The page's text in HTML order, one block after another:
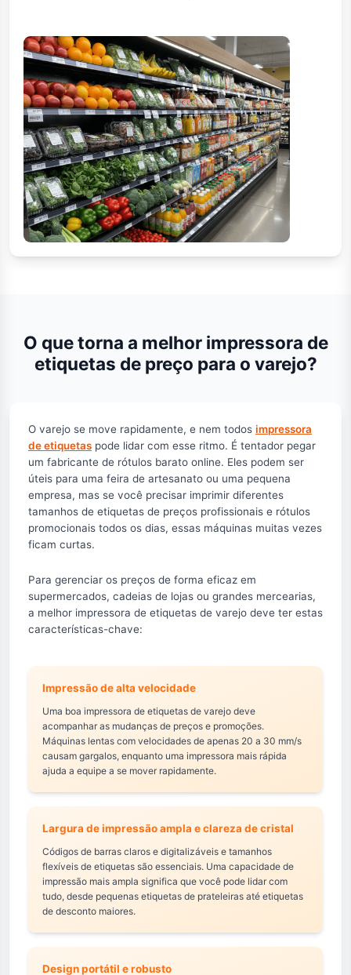
O que torna a melhor impressora de
etiquetas de preço para o varejo?
O varejo se move rapidamente, e nem todos impressora
de etiquetas pode lidar com esse ritmo. É tentador pegar
um fabricante de rótulos barato online. Eles podem ser
úteis para uma feira de artesanato ou uma pequena
empresa, mas se você precisar imprimir diferentes
tamanhos de etiquetas de preços profissionais e rótulos
promocionais todos os dias, essas máquinas muitas vezes
ficam curtas.
Para gerenciar os preços de forma eficaz em
supermercados, cadeias de lojas ou grandes mercearias,
a melhor impressora de etiquetas de varejo deve ter estas
características-chave:
Impressão de alta velocidade
Uma boa impressora de etiquetas de varejo deve
acompanhar as mudanças de preços e promoções.
Máquinas lentas com velocidades de apenas 20 a 30 mm/s
causam gargalos, enquanto uma impressora mais rápida
ajuda a equipe a se mover rapidamente.
Largura de impressão ampla e clareza de cristal
Códigos de barras claros e digitalizáveis e tamanhos
flexíveis de etiquetas são essenciais. Uma capacidade de
impressão mais ampla significa que você pode lidar com
tudo, desde pequenas etiquetas de prateleiras até etiquetas
de desconto maiores.
Design portátil e robusto